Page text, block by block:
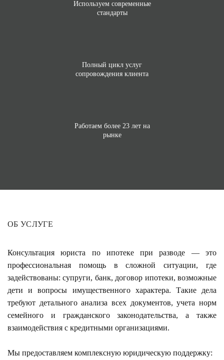
Используем современные
стандарты
Полный цикл услуг
сопровождения клиента
Работаем более 23 лет на
рынке
ОБ УСЛУГЕ
Консультация юриста по ипотеке при разводе — это
профессиональная помощь в сложной ситуации, где
задействованы: супруги, банк, договор ипотеки, возможные
дети и вопросы имущественного характера. Такие дела
требуют детального анализа всех документов, учета норм
семейного и гражданского законодательства, а также
взаимодействия с кредитными организациями.
Мы предоставляем комплексную юридическую поддержку: